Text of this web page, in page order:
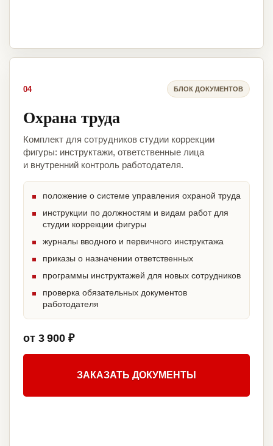
04 БЛОК ДОКУМЕНТОВ
Охрана труда
Комплект для сотрудников студии коррекции
фигуры: инструктажи, ответственные лица
и внутренний контроль работодателя.
положение о системе управления охраной труда
инструкции по должностям и видам работ для
студии коррекции фигуры
журналы вводного и первичного инструктажа
приказы о назначении ответственных
программы инструктажей для новых сотрудников
проверка обязательных документов
работодателя
от 3 900 ₽
ЗАКАЗАТЬ ДОКУМЕНТЫ